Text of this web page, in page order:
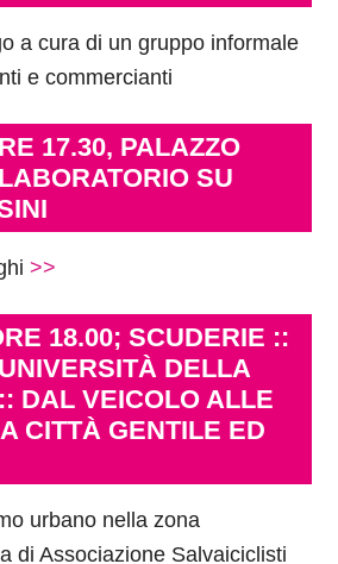
a cura di un gruppo informale
e commercianti
17.30, PALAZZO
SU
>>
18.00; SCUDERIE ::
DELLA
DAL VEICOLO ALLE
CITTÀ GENTILE ED
urbano nella zona
di Associazione Salvaiciclisti